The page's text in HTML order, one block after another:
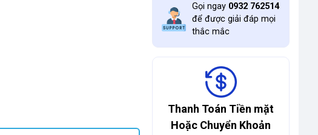
Gọi ngay 0932 762514
để được giải đáp mọi
thắc mắc
Thanh Toán Tiền mặt
Hoặc Chuyển Khoản